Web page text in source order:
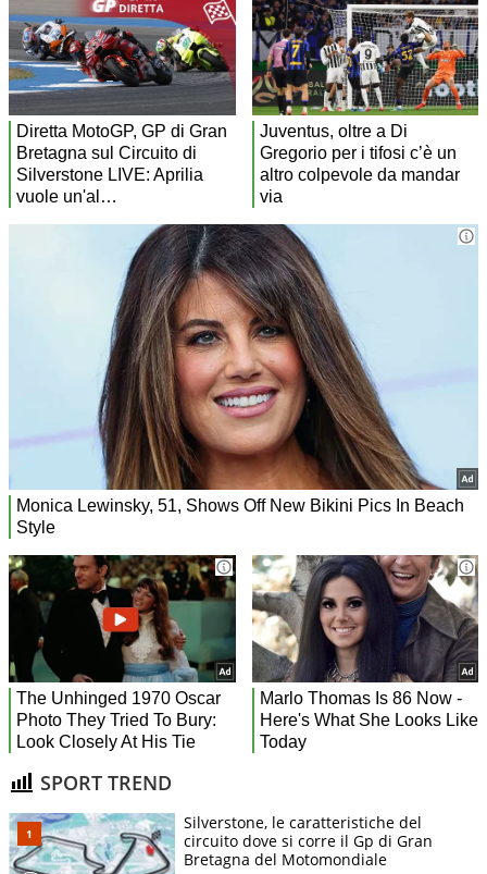
SPORT TREND
Silverstone, le caratteristiche del
circuito dove si corre il Gp di Gran
Bretagna del Motomondiale